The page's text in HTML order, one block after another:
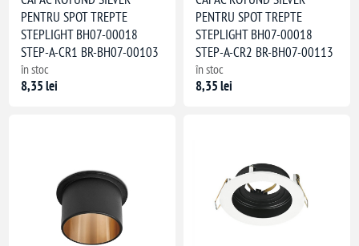
PENTRU SPOT TREPTE
STEPLIGHT BH07-00018
STEP-A-CR1 BR-BH07-00103
în stoc
8,35 lei
PENTRU SPOT TREPTE
STEPLIGHT BH07-00018
STEP-A-CR2 BR-BH07-00113
în stoc
8,35 lei